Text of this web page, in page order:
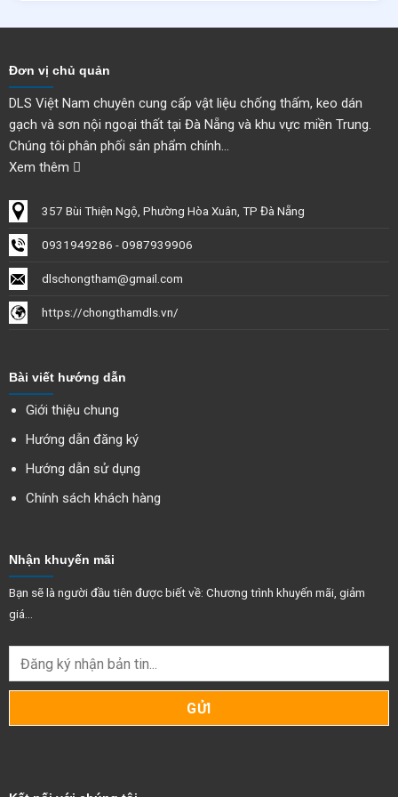
Đơn vị chủ quản
DLS Việt Nam chuyên cung cấp vật liệu chống thấm, keo dán
gạch và sơn nội ngoại thất tại Đà Nẵng và khu vực miền Trung.
Chúng tôi phân phối sản phẩm chính...
Xem thêm
357 Bùi Thiện Ngộ, Phường Hòa Xuân, TP Đà Nẵng
0931949286 - 0987939906
dlschongtham@gmail.com
https://chongthamdls.vn/
Bài viết hướng dẫn
Giới thiệu chung
Hướng dẫn đăng ký
Hướng dẫn sử dụng
Chính sách khách hàng
Nhận khuyến mãi
Bạn sẽ là người đầu tiên được biết về: Chương trình khuyến mãi, giảm
giá...